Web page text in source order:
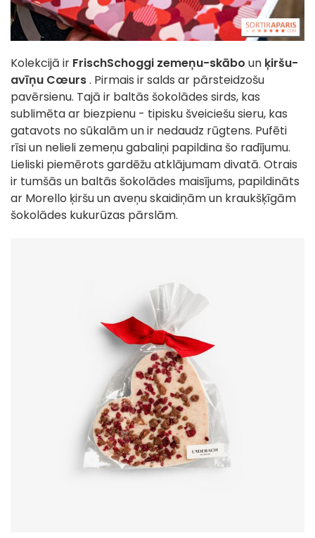
Kolekcijā ir FrischSchoggi zemeņu-skābo un ķiršu-
avīņu Cœurs. Pirmais ir salds ar pārsteidzošu
pavērsienu. Tajā ir baltās šokolādes sirds, kas
sublimēta ar biezpienu - tipisku šveiciešu sieru, kas
gatavots no sūkalām un ir nedaudz rūgtens. Pufēti
rīsi un nelieli zemeņu gabaliņi papildina šo radījumu.
Lieliski piemērots gardēžu atklājumam divatā. Otrais
ir tumšās un baltās šokolādes maisījums, papildināts
ar Morello ķiršu un aveņu skaidiņām un kraukšķīgām
šokolādes kukurūzas pārslām.